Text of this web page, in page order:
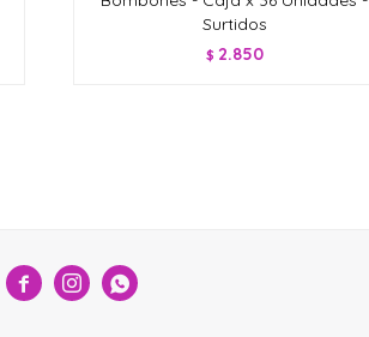
Surtidos
$ 2.850
  